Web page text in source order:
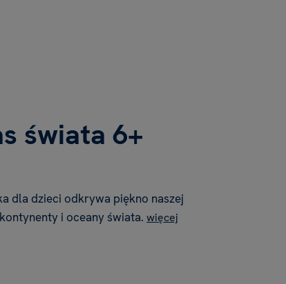
świata 6+
dla dzieci odkrywa piękno naszej
i oceany świata. więcej